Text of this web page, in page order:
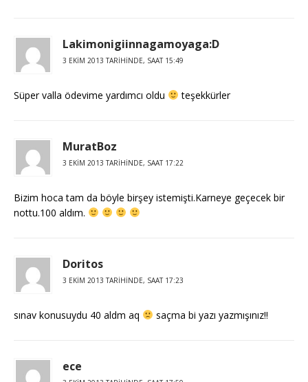
Lakimonigiinnagamoyaga:D
3 EKIM 2013 TARIHINDE, SAAT 15:49
Süper valla ödevime yardımcı oldu teşekkürler
MuratBoz
3 EKIM 2013 TARIHINDE, SAAT 17:22
Bizim hoca tam da böyle birşey istemişti.Karneye geçecek bir
nottu.100 aldım.
Doritos
3 EKIM 2013 TARIHINDE, SAAT 17:23
sınav konusuydu 40 aldm aq saçma bi yazı yazmışınız!!
ece